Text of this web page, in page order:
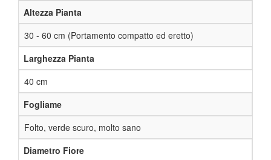
Altezza Pianta
30 - 60 cm (Portamento compatto ed eretto)
Larghezza Pianta
40 cm
Fogliame
Folto, verde scuro, molto sano
Diametro Fiore